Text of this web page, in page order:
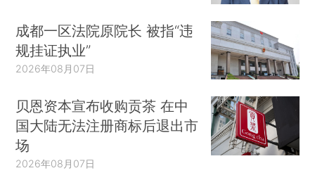
成都一区法院原院长 被指“违
规挂证执业”
2026年08月07日
贝恩资本宣布收购贡茶 在中
国大陆无法注册商标后退出市
场
2026年08月07日